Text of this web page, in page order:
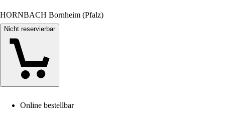
HORNBACH Bornheim (Pfalz)
Nicht reservierbar
Online bestellbar